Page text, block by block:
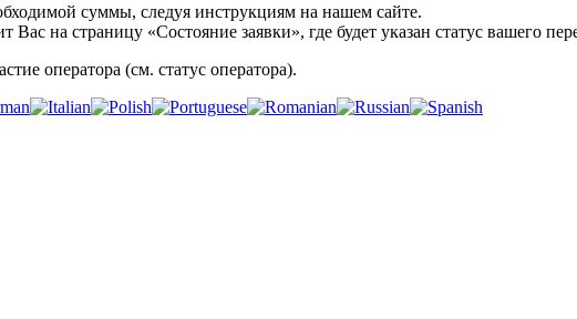
суммы, следуя инструкциям на нашем сайте.
на страницу «Состояние заявки», где будет указан статус вашего
оператора (см. статус оператора).